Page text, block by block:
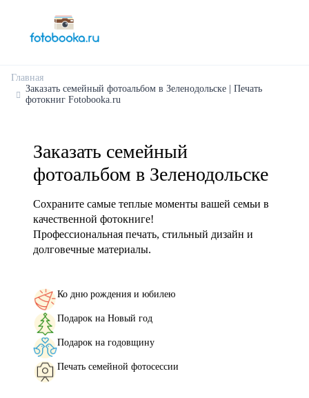
Главная
Заказать семейный фотоальбом в Зеленодольске | Печать
фотокниг Fotobooka.ru
Заказать семейный
фотоальбом в Зеленодольске
Сохраните самые теплые моменты вашей семьи в
качественной фотокниге!
Профессиональная печать, стильный дизайн и
долговечные материалы.
Ко дню рождения и юбилею
Подарок на Новый год
Подарок на годовщину
Печать семейной фотосессии